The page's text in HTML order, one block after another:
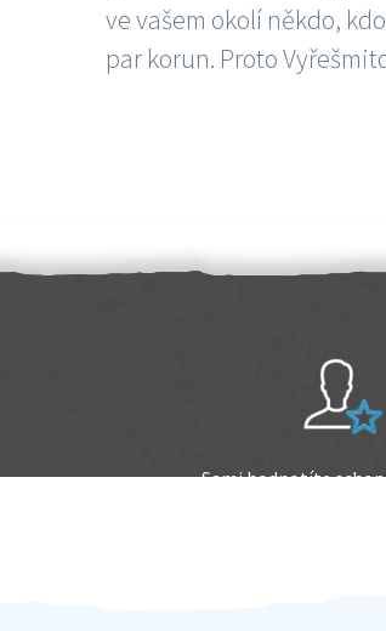
ve vašem okolí někdo,
par korun. Proto
Sami hodnotíte